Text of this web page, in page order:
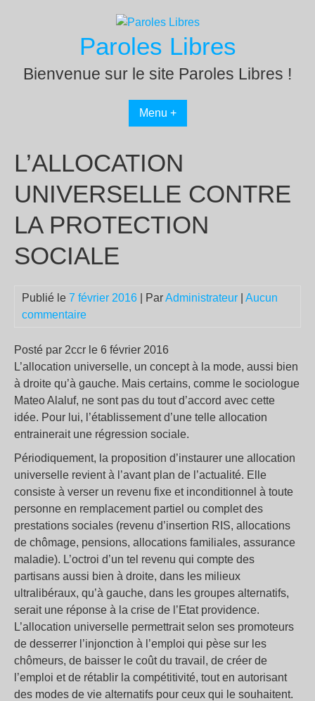
Paroles Libres
Bienvenue sur le site Paroles Libres !
Menu +
L’ALLOCATION
UNIVERSELLE CONTRE
LA PROTECTION
SOCIALE
Publié le 7 février 2016 | ParAdministrateur
Aucun
commentaire
Posté par 2ccr le 6 février 2016
L’allocation universelle, un concept à la mode, aussi bien
à droite qu’à gauche. Mais certains, comme le sociologue
Mateo Alaluf, ne sont pas du tout d’accord avec cette
idée. Pour lui, l’établissement d’une telle allocation
entrainerait une régression sociale.
Périodiquement, la proposition d’instaurer une allocation
universelle revient à l’avant plan de l’actualité. Elle
consiste à verser un revenu fixe et inconditionnel à toute
personne en remplacement partiel ou complet des
prestations sociales (revenu d’insertion RIS, allocations
de chômage, pensions, allocations familiales, assurance
maladie). L’octroi d’un tel revenu qui compte des
partisans aussi bien à droite, dans les milieux
ultralibéraux, qu’à gauche, dans les groupes alternatifs,
serait une réponse à la crise de l’Etat providence.
L’allocation universelle permettrait selon ses promoteurs
de desserrer l’injonction à l’emploi qui pèse sur les
chômeurs, de baisser le coût du travail, de créer de
l’emploi et de rétablir la compétitivité, tout en autorisant
des modes de vie alternatifs pour ceux qui le souhaitent.